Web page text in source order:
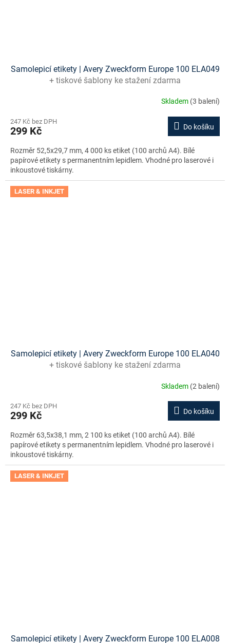
Samolepicí etikety | Avery Zweckform Europe 100 ELA049
+ tiskové šablony ke stažení zdarma
Skladem (3 balení)
247 Kč bez DPH
299 Kč Do košíku
Rozměr 52,5x29,7 mm, 4 000 ks etiket (100 archů A4). Bílé
papírové etikety s permanentním lepidlem. Vhodné pro laserové i
inkoustové tiskárny.
LASER & INKJET
Samolepicí etikety | Avery Zweckform Europe 100 ELA040
+ tiskové šablony ke stažení zdarma
Skladem (2 balení)
247 Kč bez DPH
299 Kč Do košíku
Rozměr 63,5x38,1 mm, 2 100 ks etiket (100 archů A4). Bílé
papírové etikety s permanentním lepidlem. Vhodné pro laserové i
inkoustové tiskárny.
LASER & INKJET
Samolepicí etikety | Avery Zweckform Europe 100 ELA008